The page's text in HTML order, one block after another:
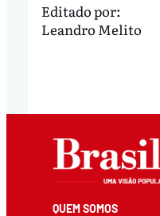
Editado por:
Leandro Melito
QUEM SOMOS